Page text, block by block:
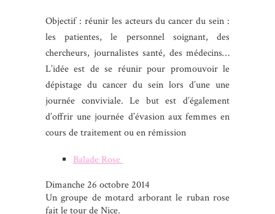
Objectif : réunir les acteurs du cancer du sein :
les patientes, le personnel soignant, des
chercheurs, journalistes santé, des médecins…
L’idée est de se réunir pour promouvoir le
dépistage du cancer du sein lors d’une une
journée conviviale. Le but est d’également
d’offrir une journée d’évasion aux femmes en
cours de traitement ou en rémission
Balade Rose
Dimanche 26 octobre 2014
Un groupe de motard arborant le ruban rose
fait le tour de Nice.